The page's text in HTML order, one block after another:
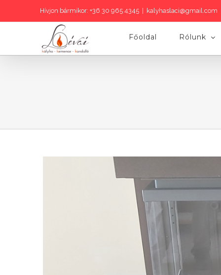
Hívjon bármikor: +36 30 965 4345 kalyhaslaci@gmail.com
Főoldal Rólunk